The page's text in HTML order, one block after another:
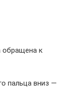
обращена к
пальца вниз —